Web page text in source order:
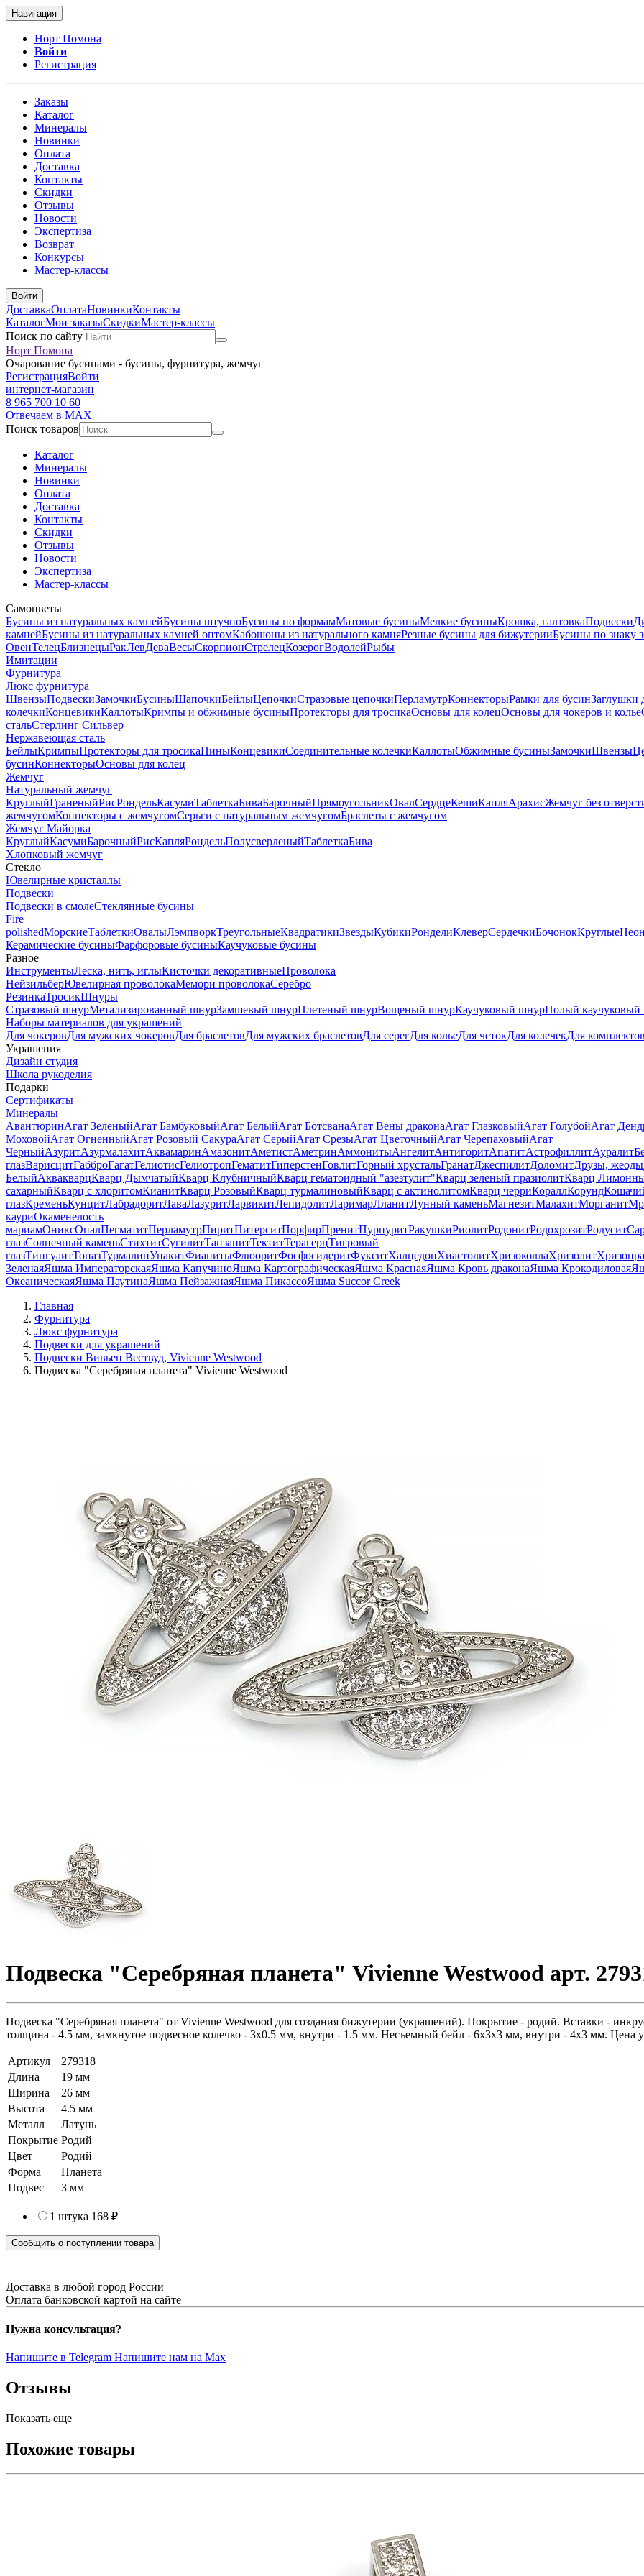
Навигация
Норт Помона
Войти
Регистрация
Заказы
Каталог
Минералы
Новинки
Оплата
Доставка
Контакты
Скидки
Отзывы
Новости
Экспертиза
Возврат
Конкурсы
Мастер-классы
Войти
ДоставкаОплатаНовинкиКонтакты
КаталогМои заказыСкидкиМастер-классы
Поиск по сайту
Норт Помона
Очарование бусинами - бусины, фурнитура, жемчуг
РегистрацияВойти
интернет-магазин
8 965 700 10 60
Отвечаем в MAX
Поиск товаров
Каталог
Минералы
Новинки
Оплата
Доставка
Контакты
Скидки
Отзывы
Новости
Экспертиза
Мастер-классы
Самоцветы
Бусины из натуральных камнейБусины штучноБусины по формамМатовые бусиныМелкие бусиныКрошка, галтовкаПодвески
камнейБусины из натуральных камней оптомКабошоны из натурального камняРезные бусины для бижутерииБусины по знаку
ОвенТелецБлизнецыРакЛевДеваВесыСкорпионСтрелецКозерогВодолейРыбы
Имитации
Фурнитура
Люкс фурнитура
ШвензыПодвескиЗамочкиБусиныШапочкиБейлыЦепочкиСтразовые цепочкиПерламутрКоннекторыРамки для бусинЗаглушки
колечкиКонцевикиКаллотыКримпы и обжимные бусиныПротекторы для тросикаОсновы для колецОсновы для чокеров и колье
стальСтерлинг Сильвер
Нержавеющая сталь
БейлыКримпыПротекторы для тросикаПиныКонцевикиСоединительные колечкиКаллотыОбжимные бусиныЗамочкиШвензы
бусинКоннекторыОсновы для колец
Жемчуг
Натуральный жемчуг
КруглыйГраненыйРисРондельКасумиТаблеткаБиваБарочныйПрямоугольникОвалСердцеКешиКапляАрахисЖемчуг без
жемчугомКоннекторы с жемчугомСерьги с натуральным жемчугомБраслеты с жемчугом
Жемчуг Майорка
КруглыйКасумиБарочныйРисКапляРондельПолусверленыйТаблеткаБива
Хлопковый жемчуг
Стекло
Ювелирные кристаллы
Подвески
Подвески в смолеСтеклянные бусины
Fire
polishedМорскиеТаблеткиОвалыЛэмпворкТреугольныеКвадратикиЗвездыКубикиРонделиКлеверСердечкиБочонокКруглые
Керамические бусиныФарфоровые бусиныКаучуковые бусины
Разное
ИнструментыЛеска, нить, иглыКисточки декоративныеПроволока
НейзильберЮвелирная проволокаМемори проволокаСеребро
РезинкаТросикШнуры
Стразовый шнурМетализированный шнурЗамшевый шнурПлетеный шнурВощеный шнурКаучуковый шнурПолый
Наборы материалов для украшений
Для чокеровДля мужских чокеровДля браслетовДля мужских браслетовДля серегДля кольеДля четокДля колечекДля
Украшения
Дизайн студия
Школа рукоделия
Подарки
Сертификаты
Минералы
АвантюринАгат ЗеленыйАгат БамбуковыйАгат БелыйАгат БотсванаАгат Вены драконаАгат ГлазковыйАгат ГолубойАгат
МоховойАгат ОгненныйАгат Розовый СакураАгат СерыйАгат СрезыАгат ЦветочныйАгат ЧерепаховыйАгат
ЧерныйАзуритАзурмалахитАквамаринАмазонитАметистАметринАммонитыАнгелитАнтигоритАпатитАстрофиллитАуралит
глазВарисцитГабброГагатГелиотисГелиотропГематитГиперстенГовлитГорный хрустальГранатДжеспилитДоломитДрузы, жеоды
БелыйАквакварцКварц ДымчатыйКварц КлубничныйКварц гематоидный "азезтулит"Кварц зеленый празиолитКварц
сахарныйКварц с хлоритомКианитКварц РозовыйКварц турмалиновыйКварц с актинолитомКварц черриКораллКорунд
глазКременьКунцитЛабрадоритЛаваЛазуритЛарвикитЛепидолитЛаримарЛланитЛунный каменьМагнезитМалахитМорганит
кауриОкаменелость
мариамОниксОпалПегматитПерламутрПиритПитерситПорфирПренитПурпуритРакушкиРиолитРодонитРодохрозитРодусит
глазСолнечный каменьСтихтитСугилитТанзанитТектитТерагерцТигровый
глазТингуаитТопазТурмалинУнакитФианитыФлюоритФосфосидеритФукситХалцедонХиастолитХризоколлаХризолит
ЗеленаяЯшма ИмператорскаяЯшма КапучиноЯшма КартографическаяЯшма КраснаяЯшма Кровь драконаЯшма Крокодиловая
ОкеаническаяЯшма ПаутинаЯшма ПейзажнаяЯшма ПикассоЯшма Succor Creek
Главная
Фурнитура
Люкс фурнитура
Подвески для украшений
Подвески Вивьен Вествуд, Vivienne Westwood
Подвеска "Серебряная планета" Vivienne Westwood
Подвеска "Серебряная планета" Vivienne Westwood арт.
Подвеска "Серебряная планета" от Vivienne Westwood для создания бижутерии (украшений). Покрытие - родий. Вставки -
толщина - 4.5 мм, замкнутое подвесное колечко - 3х0.5 мм, внутри - 1.5 мм. Несъемный бейл - 6х3х3 мм, внутри - 4х3 мм. Цена
Артикул
279318
Длина
19 мм
Ширина
26 мм
Высота
4.5 мм
Металл
Латунь
Покрытие Родий
Цвет
Родий
Форма
Планета
Подвес
3 мм
1 штука 168 ₽
Сообщить о поступлении товара
Доставка в любой город России
Оплата банковской картой на сайте
Нужна консультация?
Напишите в Telegram Напишите нам на Max
Отзывы
Показать еще
Похожие товары